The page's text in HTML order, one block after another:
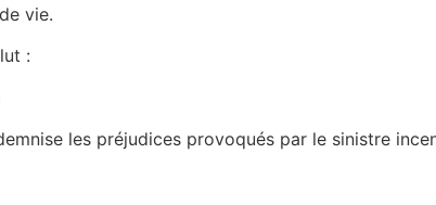
vie.
:
les préjudices provoqués par le sinistre